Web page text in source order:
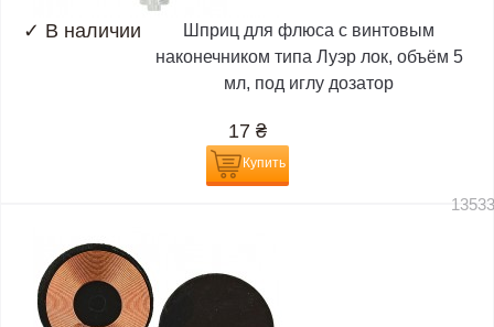
✓ В наличии
Шприц для флюса с винтовым
наконечником типа Луэр лок, объём 5
мл, под иглу дозатор
17 ₴
Купить